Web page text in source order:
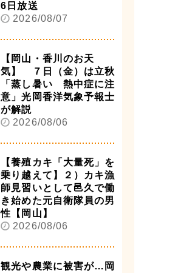
6日放送
2026/08/07
【岡山・香川のお天
気】 ７日（金）は立秋
「蒸し暑い 熱中症に注
意」光岡香洋気象予報士
が解説
2026/08/06
【養殖カキ「大量死」を
乗り越えて】２）カキ漁
師見習いとして邑久で働
き始めた元自衛隊員の男
性【岡山】
2026/08/06
観光や農業に被害が…岡